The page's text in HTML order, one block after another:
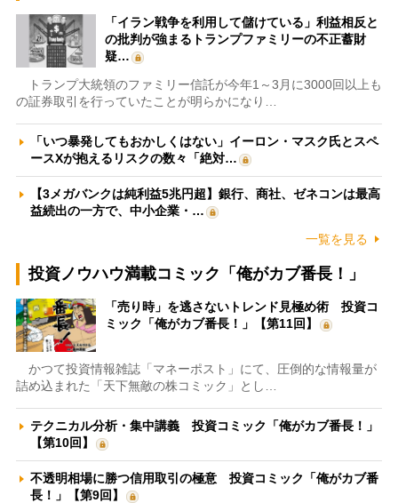
「イラン戦争を利用して儲けている」利益相反と
の批判が強まるトランプファミリーの不正蓄財
疑…
トランプ大統領のファミリー信託が今年1～3月に3000回以上も
の証券取引を行っていたことが明らかになり…
「いつ暴発してもおかしくはない」イーロン・マスク氏とスペ
ースXが抱えるリスクの数々「絶対…
【3メガバンクは純利益5兆円超】銀行、商社、ゼネコンは最高
益続出の一方で、中小企業・…
一覧を見る
投資ノウハウ満載コミック「俺がカブ番長！」
「売り時」を逃さないトレンド見極め術 投資コ
ミック「俺がカブ番長！」【第11回】
かつて投資情報雑誌「マネーポスト」にて、圧倒的な情報量が
詰め込まれた「天下無敵の株コミック」とし…
テクニカル分析・集中講義 投資コミック「俺がカブ番長！」
【第10回】
不透明相場に勝つ信用取引の極意 投資コミック「俺がカブ番
長！」【第9回】